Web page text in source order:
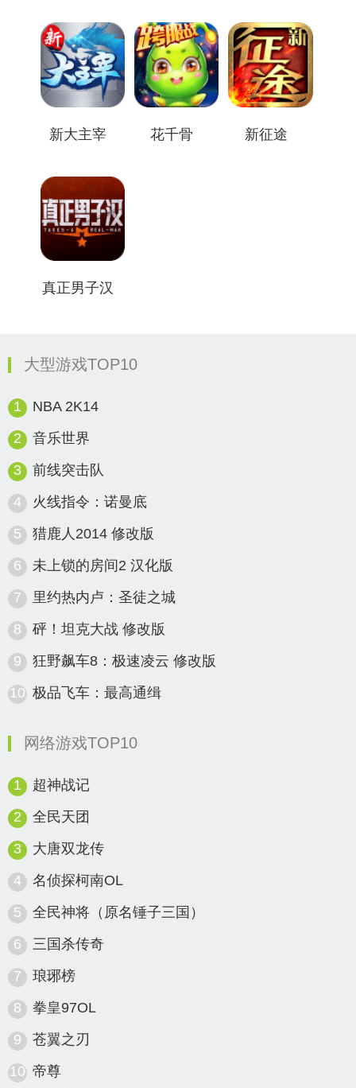
新大主宰 花千骨 新征途
真正男子汉
大型游戏TOP10
1
NBA 2K14
2
音乐世界
3
前线突击队
4
火线指令：诺曼底
5
猎鹿人2014 修改版
6
未上锁的房间2 汉化版
7
里约热内卢：圣徒之城
8
砰！坦克大战 修改版
9
狂野飙车8：极速凌云 修改版
10 极品飞车：最高通缉
网络游戏TOP10
1
超神战记
2
全民天团
3
大唐双龙传
4
名侦探柯南OL
5
全民神将（原名锤子三国）
6
三国杀传奇
7
琅琊榜
8
拳皇97OL
9
苍翼之刃
10 帝尊